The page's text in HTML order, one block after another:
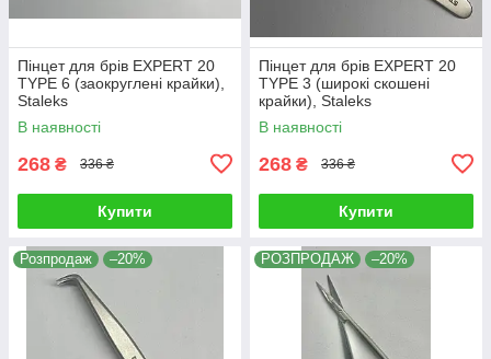
Пінцет для брів EXPERT 20
TYPE 6 (заокруглені крайки),
Staleks
В наявності
268 ₴ 336 ₴
Купити
Пінцет для брів EXPERT 20
TYPE 3 (широкі скошені
крайки), Staleks
В наявності
268 ₴ 336 ₴
Купити
Розпродаж –20% РОЗПРОДАЖ –20%